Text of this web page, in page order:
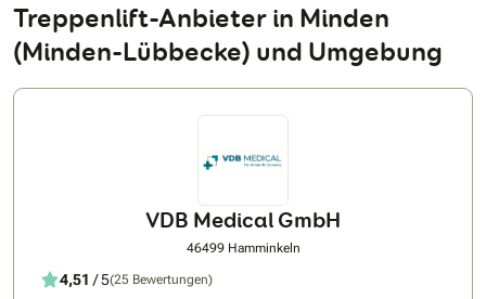
Treppenlift-Anbieter in Minden
(Minden-Lübbecke) und Umgebung
VDB Medical GmbH
46499 Hamminkeln
4,51 / 5(25 Bewertungen)